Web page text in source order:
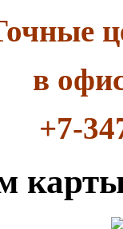
в
+7-